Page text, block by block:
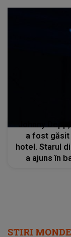
Johnny
a fost găsit
hotel. Starul
a ajuns în
STIRI